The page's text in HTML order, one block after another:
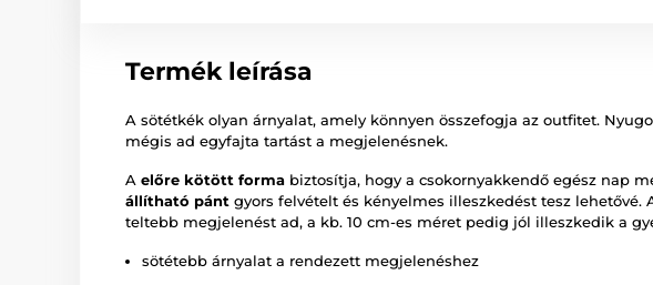
Termék leírása
A sötétkék olyan árnyalat, amely könnyen összefogja az outfitet.
mégis ad egyfajta tartást a megjelenésnek.
A előre kötött forma biztosítja, hogy a csokornyakkendő egész nap
állítható pánt gyors felvételt és kényelmes illeszkedést tesz lehetővé.
teltebb megjelenést ad, a kb. 10 cm-es méret pedig jól illeszkedik a
sötétebb árnyalat a rendezett megjelenéshez